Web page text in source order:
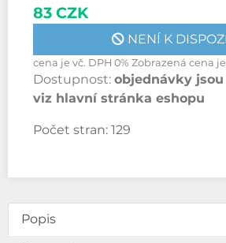
83 CZK
NENÍ K
cena je vč. DPH 0% Zobrazená cena
Dostupnost: objednávky
viz hlavní stránka eshopu
Počet stran: 129
Popis